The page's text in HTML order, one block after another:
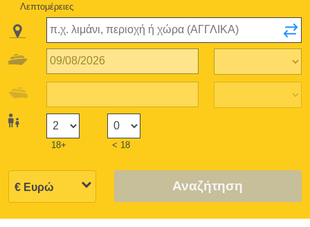
Λεπτομέρειες
18+ < 18
Αναζήτηση